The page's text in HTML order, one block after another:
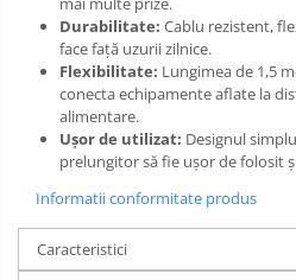
Durabilitate: Cablu rezistent,
face față uzurii zilnice.
Flexibilitate: Lungimea de 1,5
conecta echipamente aflate la
alimentare.
Ușor de utilizat: Designul
prelungitor să fie ușor de folosit
Informatii conformitate produs
Caracteristici